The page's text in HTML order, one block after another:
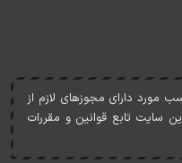
مورد دارای مجوزهای لازم از
سايت تابع قوانين و مقررات